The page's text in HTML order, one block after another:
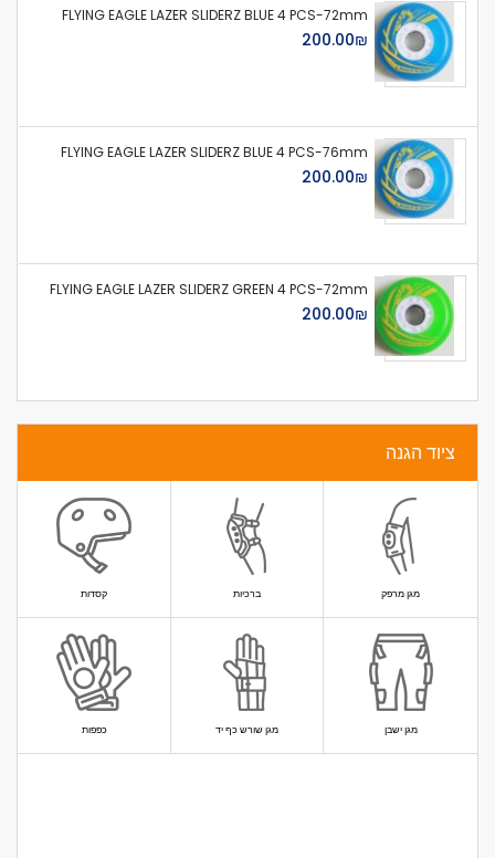
P
r
FLYING EAGLE LAZER SLIDERZ BLUE 4 PCS-72mm
₪‏200.00
FLYING EAGLE LAZER SLIDERZ BLUE 4 PCS-76mm
₪‏200.00
FLYING EAGLE LAZER SLIDERZ GREEN 4 PCS-72mm
₪‏200.00
ציוד הגנה
קסדות ברכיות מגן מרפק
כפפות מגן שורש כף יד מגן ישבן